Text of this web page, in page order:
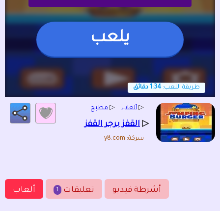
يلعب
طريقة اللعب:1:34 دقائق
▷ ألعاب ▷ مطبخ
▷ القفز برجر القفز
شركة: y8.com
ألعاب 1 تعليقات أشرطة فيديو